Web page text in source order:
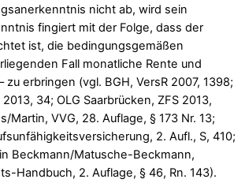
nicht ab, wird sein
fingiert mit der Folge, dass der
ist, die bedingungsgemäßen
Fall monatliche Rente und
zu erbringen (vgl. BGH, VersR 2007, 1398;
34; OLG Saarbrücken, ZFS 2013,
Martin, VVG, 28. Auflage, § 173 Nr. 13;
2. Aufl., S, 410;
Beckmann/Matusche-Beckmann,
Handbuch, 2. Auflage, § 46, Rn. 143).